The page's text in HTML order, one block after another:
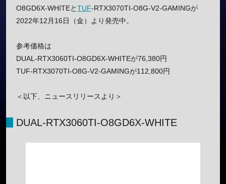
O8GD6X-WHITEとTUF-RTX3070TI-O8G-V2-GAMINGが
2022年12月16日（金）より発売中。
参考価格は
DUAL-RTX3060TI-O8GD6X-WHITEが76,380円
TUF-RTX3070TI-O8G-V2-GAMINGが112,800円
＜以下、ニュースリリースより＞
DUAL-RTX3060TI-O8GD6X-WHITE